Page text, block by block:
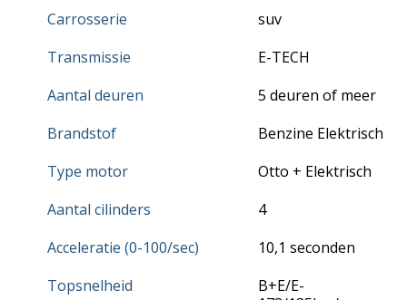
Carrosserie
suv
Transmissie
E-TECH
Aantal deuren
5 deuren of meer
Brandstof
Benzine Elektrisch
Type motor
Otto + Elektrisch
Aantal cilinders
4
Acceleratie (0-100/sec)
10,1 seconden
Topsnelheid
B+E/E-